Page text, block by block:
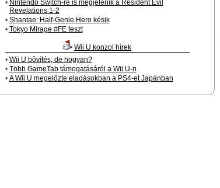
• Nintendo Switch-re is megjelenik a Resident Evil
Revelations 1-2
• Shantae: Half-Genie Hero késik
• Tokyo Mirage #FE teszt
Wii U konzol hírek
• Wii U bôvítés, de hogyan?
• Több GameTab támogatásáról a Wii U-n
• A Wii U megelőzte eladásokban a PS4-et Japánban